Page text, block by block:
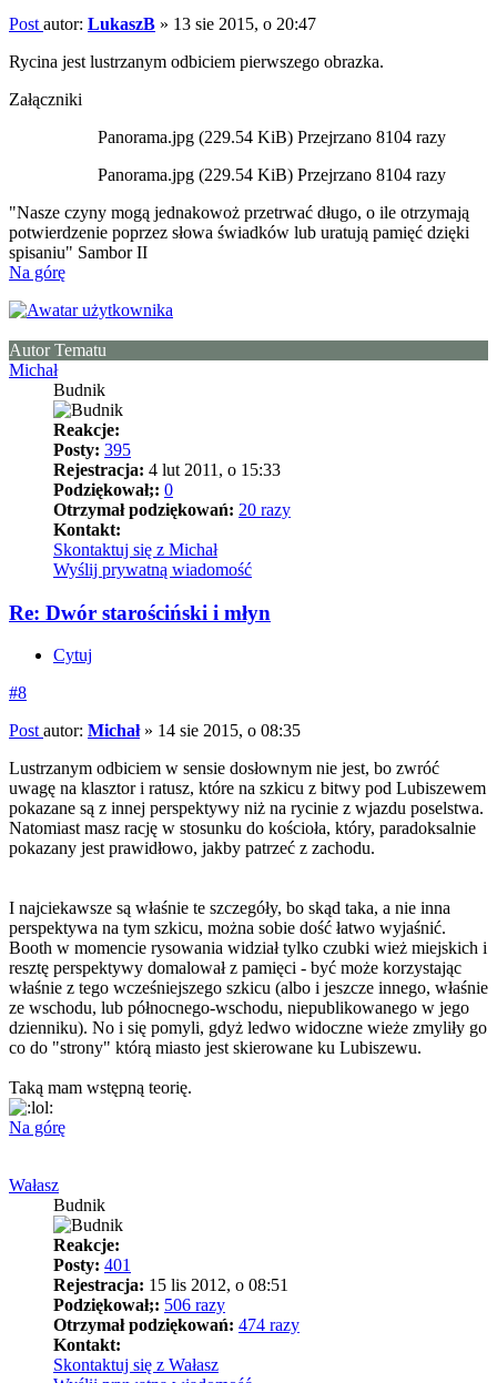
Post autor: LukaszB » 13 sie 2015, o 20:47
Rycina jest lustrzanym odbiciem pierwszego obrazka.
Załączniki
Panorama.jpg (229.54 KiB) Przejrzano 8104 razy
Panorama.jpg (229.54 KiB) Przejrzano 8104 razy
"Nasze czyny mogą jednakowoż przetrwać długo, o ile otrzymają
potwierdzenie poprzez słowa świadków lub uratują pamięć dzięki
spisaniu" Sambor II
Na górę
Autor Tematu
Michał
Budnik
Reakcje:
Posty: 395
Rejestracja: 4 lut 2011, o 15:33
Podziękował;: 0
Otrzymał podziękowań: 20 razy
Kontakt:
Skontaktuj się z Michał
Wyślij prywatną wiadomość
Re: Dwór starościński i młyn
Cytuj
#8
Post autor: Michał» 14 sie 2015, o 08:35
Lustrzanym odbiciem w sensie dosłownym nie jest, bo zwróć
uwagę na klasztor i ratusz, które na szkicu z bitwy pod Lubiszewem
pokazane są z innej perspektywy niż na rycinie z wjazdu poselstwa.
Natomiast masz rację w stosunku do kościoła, który, paradoksalnie
pokazany jest prawidłowo, jakby patrzeć z zachodu.
I najciekawsze są właśnie te szczegóły, bo skąd taka, a nie inna
perspektywa na tym szkicu, można sobie dość łatwo wyjaśnić.
Booth w momencie rysowania widział tylko czubki wież miejskich i
resztę perspektywy domalował z pamięci - być może korzystając
właśnie z tego wcześniejszego szkicu (albo i jeszcze innego, właśnie
ze wschodu, lub północnego-wschodu, niepublikowanego w jego
dzienniku). No i się pomyli, gdyż ledwo widoczne wieże zmyliły go
co do "strony" którą miasto jest skierowane ku Lubiszewu.
Taką mam wstępną teorię.
Na górę
Wałasz
Budnik
Reakcje:
Posty: 401
Rejestracja: 15 lis 2012, o 08:51
Podziękował;: 506 razy
Otrzymał podziękowań: 474 razy
Kontakt:
Skontaktuj się z Wałasz